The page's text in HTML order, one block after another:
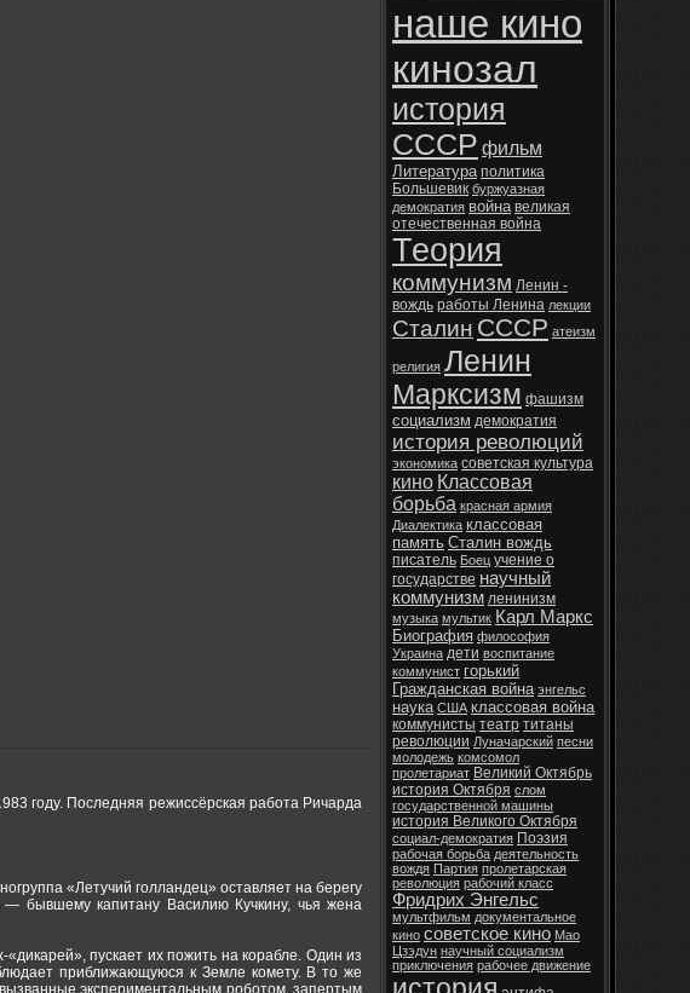
году. Последняя режиссёрская работа Ричарда
«Летучий голландец» оставляет на берегу
бывшему капитану Василию Кучкину, чья жена
пускает их пожить на корабле. Один из
приближающуюся к Земле комету. В то же
экспериментальным роботом, запертым
наше кино
кинозал
история
СССР фильм
Литература политика
Большевик буржуазная
демократия война великая
отечественная война
Теория
коммунизм Ленин -
вождь работы Ленина лекции
Сталин СССР атеизм
религия Ленин
Марксизм фашизм
социализм демократия
история революций
экономика советская культура
кино Классовая
борьба красная армия
Диалектика классовая
память Сталин вождь
писатель Боец учение о
государстве научный
коммунизм ленинизм
музыка мультик Карл Маркс
Биография философия
Украина дети воспитание
коммунист горький
Гражданская война энгельс
наука США классовая война
коммунисты театр титаны
революции Луначарский песни
молодежь комсомол
пролетариат Великий Октябрь
история Октября слом
государственной машины
история Великого Октября
социал-демократия Поэзия
рабочая борьба деятельность
вождя Партия пролетарская
революция рабочий класс
Фридрих Энгельс
мультфильм документальное
кино советское кино Мао
Цзэдун научный социализм
приключения рабочее движение